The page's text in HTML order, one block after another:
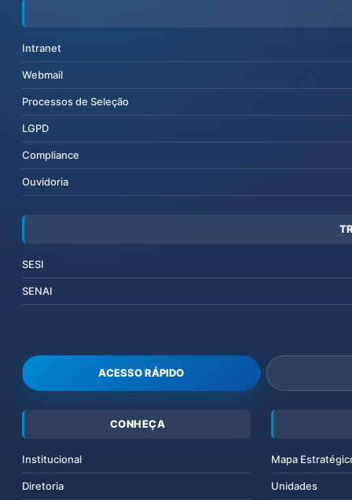
Intranet
Webmail
Processos de Seleção
LGPD
Compliance
Ouvidoria
SESI
SENAI
ACESSO RÁPIDO
CONHEÇA
Institucional
Diretoria
Mapa
Unidades